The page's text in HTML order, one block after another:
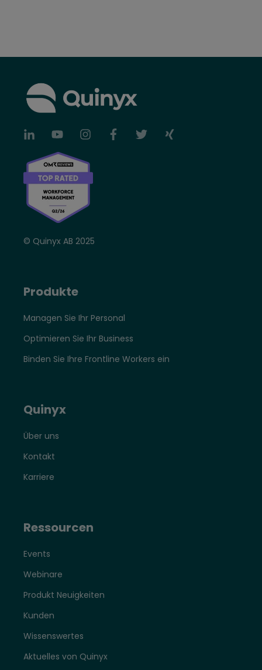
© Quinyx AB 2025
Produkte
Managen Sie Ihr Personal
Optimieren Sie Ihr Business
Binden Sie Ihre Frontline Workers ein
Quinyx
Über uns
Kontakt
Karriere
Ressourcen
Events
Webinare
Produkt Neuigkeiten
Kunden
Wissenswertes
Aktuelles von Quinyx